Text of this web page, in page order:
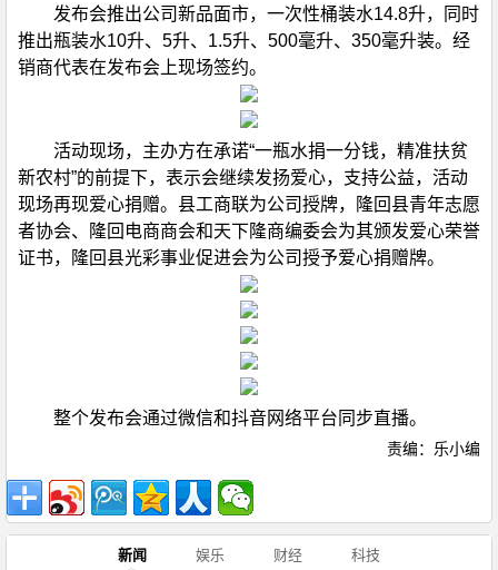
发布会推出公司新品面市，一次性桶装水14.8升，同时
推出瓶装水10升、5升、1.5升、500毫升、350毫升装。经
销商代表在发布会上现场签约。
活动现场，主办方在承诺“一瓶水捐一分钱，精准扶贫
新农村”的前提下，表示会继续发扬爱心，支持公益，活动
现场再现爱心捐赠。县工商联为公司授牌，隆回县青年志愿
者协会、隆回电商商会和天下隆商编委会为其颁发爱心荣誉
证书，隆回县光彩事业促进会为公司授予爱心捐赠牌。
整个发布会通过微信和抖音网络平台同步直播。
责编：乐小编
新闻 娱乐 财经 科技